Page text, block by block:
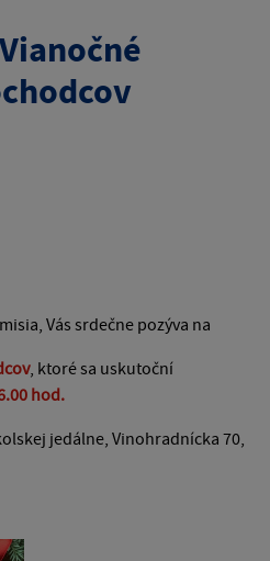
Vás srdečne pozýva na
, ktoré sa uskutoční
hod.
jedálne, Vinohradnícka 70,